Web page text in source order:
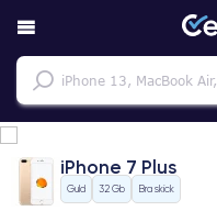
iPhone 7 Plus
Guld 32 Gb Bra skick